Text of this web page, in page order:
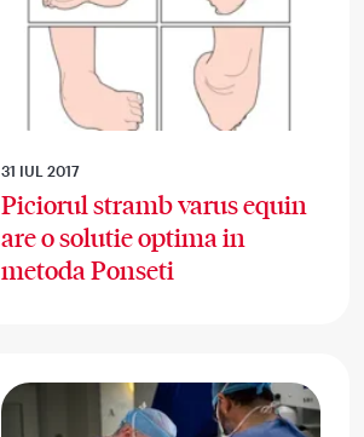
31 IUL 2017
Piciorul stramb varus equin
are o solutie optima in
metoda Ponseti